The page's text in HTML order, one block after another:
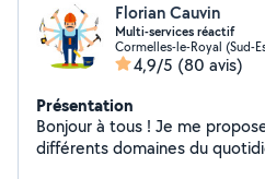
Florian Cauvin
Multi-services réactif
Cormelles-le-Royal (Sud-
4,9/5 (80 avis)
Présentation
Bonjour à tous ! Je me
différents domaines du